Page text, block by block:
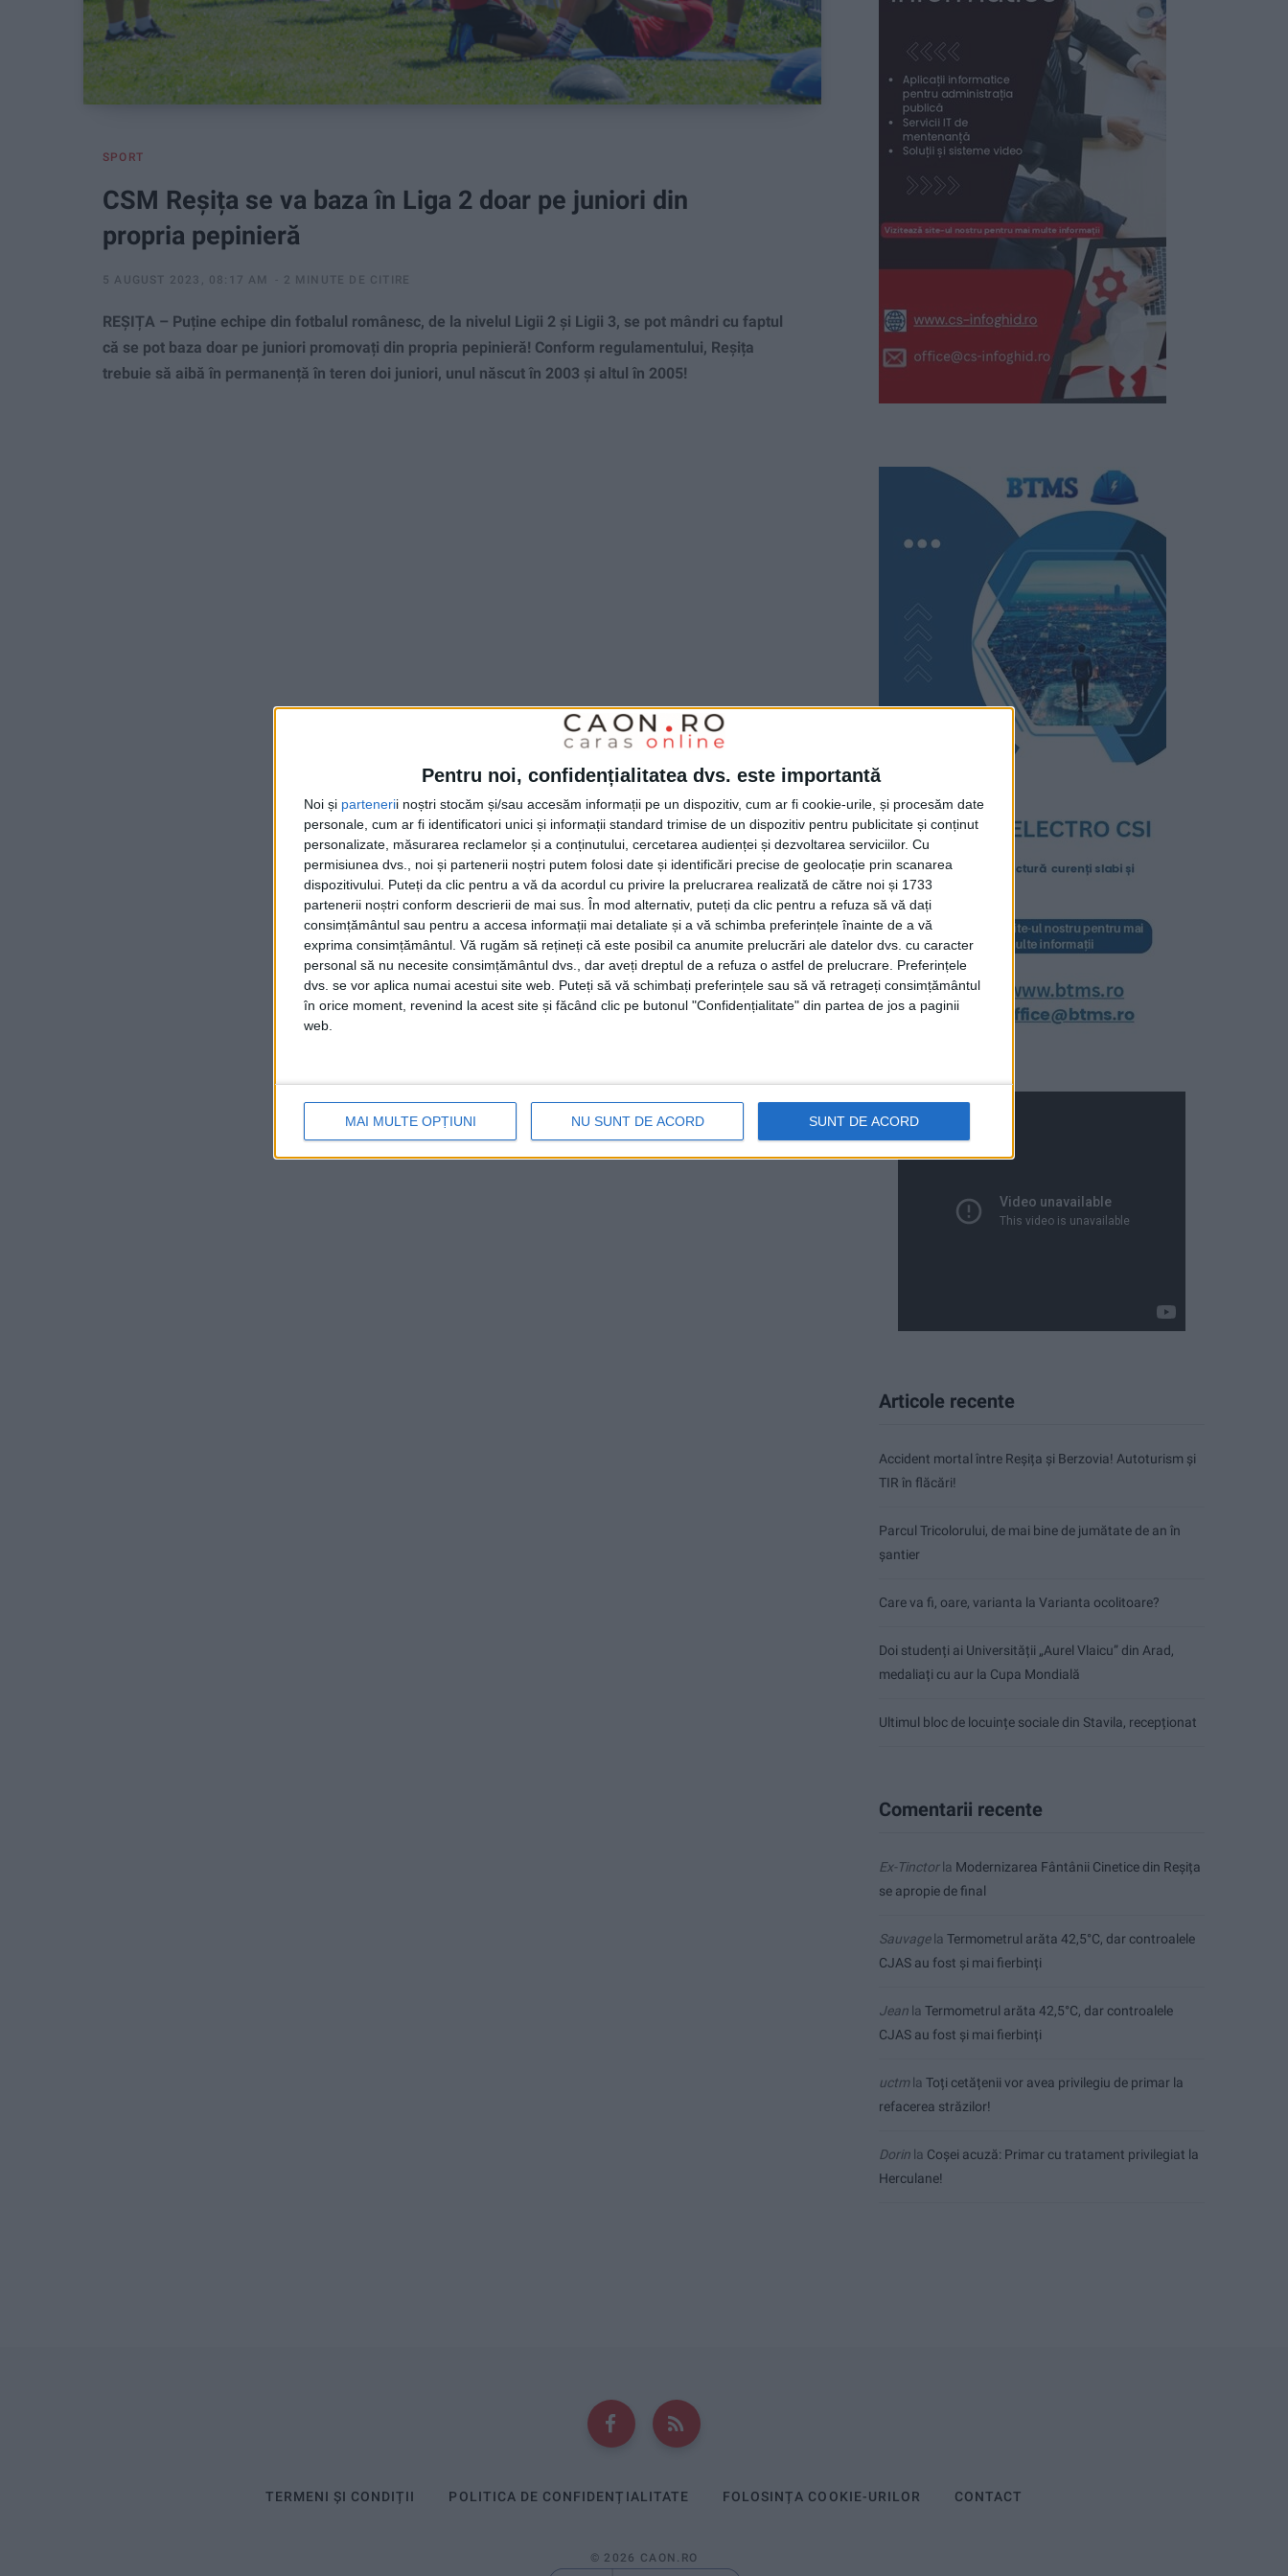
Pentru noi, confidențialitatea dvs. este importantă
Noi și partenerii noștri stocăm și/sau accesăm informații pe un dispozitiv, cum ar fi cookie-urile, și procesăm date
personale, cum ar fi identificatori unici și informații standard trimise de un dispozitiv pentru publicitate și conținut
personalizate, măsurarea reclamelor și a conținutului, cercetarea audienței și dezvoltarea serviciilor. Cu
permisiunea dvs., noi și partenerii noștri putem folosi date și identificări precise de geolocație prin scanarea
dispozitivului. Puteți da clic pentru a vă da acordul cu privire la prelucrarea realizată de către noi și 1733
partenerii noștri conform descrierii de mai sus. În mod alternativ, puteți da clic pentru a refuza să vă dați
consimțământul sau pentru a accesa informații mai detaliate și a vă schimba preferințele înainte de a vă
exprima consimțământul. Vă rugăm să rețineți că este posibil ca anumite prelucrări ale datelor dvs. cu caracter
personal să nu necesite consimțământul dvs., dar aveți dreptul de a refuza o astfel de prelucrare. Preferințele
dvs. se vor aplica numai acestui site web. Puteți să vă schimbați preferințele sau să vă retrageți consimțământul
în orice moment, revenind la acest site și făcând clic pe butonul "Confidențialitate" din partea de jos a paginii
web.
MAI MULTE OPȚIUNI NU SUNT DE ACORD SUNT DE ACORD
SPORT
CSM Reșița se va baza în Liga 2 doar pe juniori din
propria pepinieră
5 AUGUST 2023, 08:17 AM 2 MINUTE DE CITIRE
REȘIȚA – Puține echipe din fotbalul românesc, de la nivelul Ligii 2 și Ligii 3, se pot mândri cu faptul
că se pot baza doar pe juniori promovați din propria pepinieră! Conform regulamentului, Reșița
trebuie să aibă în permanență în teren doi juniori, unul născut în 2003 și altul în 2005!
Articole recente
Accident mortal între Reșița și Berzovia! Autoturism și
TIR în flăcări!
Parcul Tricolorului, de mai bine de jumătate de an în
șantier
Care va fi, oare, varianta la Varianta ocolitoare?
Doi studenți ai Universității „Aurel Vlaicu” din Arad,
medaliați cu aur la Cupa Mondială
Ultimul bloc de locuințe sociale din Stavila, recepționat
Comentarii recente
Ex-Tinctorla Modernizarea Fântânii Cinetice din Reșița
se apropie de final
Sauvagela Termometrul arăta 42,5°C, dar controalele
CJAS au fost și mai fierbinți
Jean la Termometrul arăta 42,5°C, dar controalele
CJAS au fost și mai fierbinți
uctmla Toți cetățenii vor avea privilegiu de primar la
refacerea străzilor!
Dorin la Coșei acuză: Primar cu tratament privilegiat la
Herculane!
TERMENI ȘI CONDIȚII POLITICA DE CONFIDENȚIALITATE FOLOSINȚA COOKIE-URILOR CONTACT
© 2026 CAON.RO